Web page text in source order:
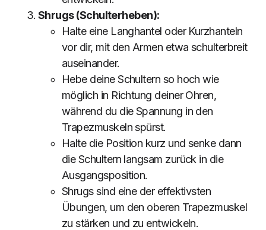
Shrugs (Schulterheben):
Halte eine Langhantel oder Kurzhanteln
vor dir, mit den Armen etwa schulterbreit
auseinander.
Hebe deine Schultern so hoch wie
möglich in Richtung deiner Ohren,
während du die Spannung in den
Trapezmuskeln spürst.
Halte die Position kurz und senke dann
die Schultern langsam zurück in die
Ausgangsposition.
Shrugs sind eine der effektivsten
Übungen, um den oberen Trapezmuskel
zu stärken und zu entwickeln.